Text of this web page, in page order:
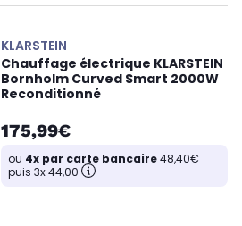
KLARSTEIN
Chauffage électrique KLARSTEIN
Bornholm Curved Smart 2000W
Reconditionné
175,99€
ou 4x par carte bancaire48,40€
puis 3x 44,00